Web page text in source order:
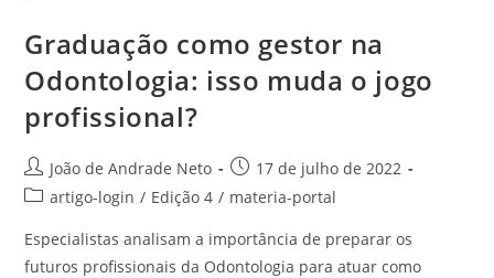
Graduação como gestor na
Odontologia: isso muda o jogo
profissional?
João de Andrade Neto
17 de julho de 2022
artigo-login / Edição 4 / materia-portal
Especialistas analisam a importância de preparar os
futuros profissionais da Odontologia para atuar como